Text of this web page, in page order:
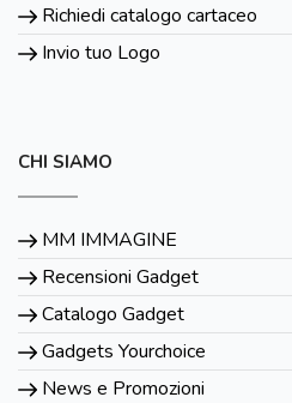
Richiedi catalogo cartaceo
Invio tuo Logo
CHI SIAMO
MM IMMAGINE
Recensioni Gadget
Catalogo Gadget
Gadgets Yourchoice
News e Promozioni